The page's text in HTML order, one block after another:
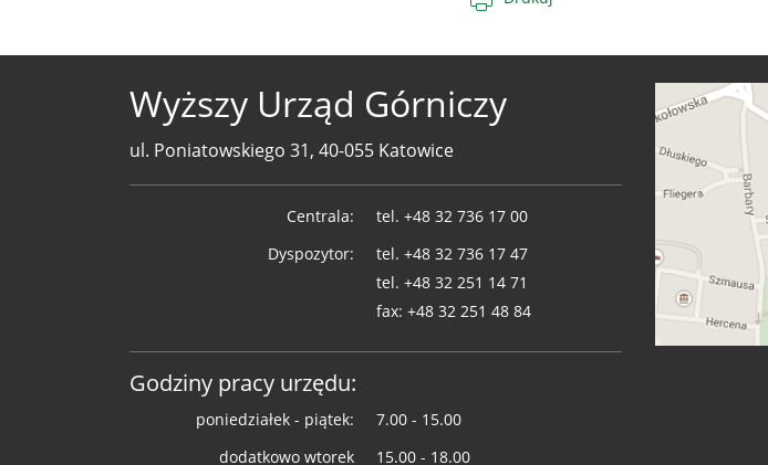
Wyższy Urząd Górniczy
ul. Poniatowskiego 31, 40-055 Katowice
Centrala: tel. +48 32 736 17 00
Dyspozytor:
tel. +48 32 736 17 47
tel. +48 32 251 14 71
fax: +48 32 251 48 84
Godziny pracy urzędu:
poniedziałek - piątek:
7.00 - 15.00
dodatkowo wtorek
15.00 - 18.00